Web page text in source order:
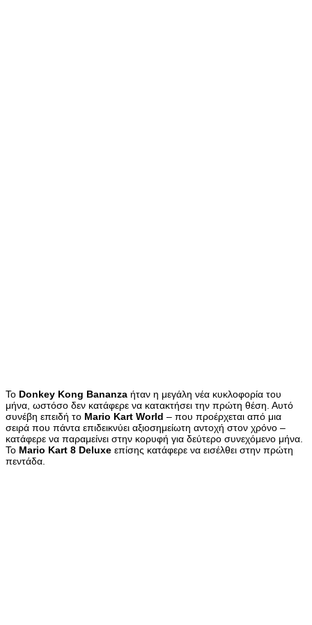
Το Donkey Kong Bananza ήταν η μεγάλη νέα κυκλοφορία του
μήνα, ωστόσο δεν κατάφερε να κατακτήσει την πρώτη θέση. Αυτό
συνέβη επειδή το Mario Kart World – που προέρχεται από μια
σειρά που πάντα επιδεικνύει αξιοσημείωτη αντοχή στον χρόνο –
κατάφερε να παραμείνει στην κορυφή για δεύτερο συνεχόμενο μήνα.
Το Mario Kart 8 Deluxe επίσης κατάφερε να εισέλθει στην πρώτη
πεντάδα.